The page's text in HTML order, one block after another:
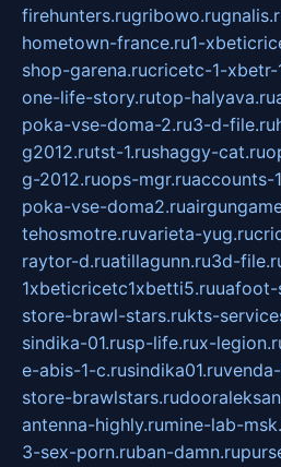
firehunters.rugribowo.ru
hometown-france.ru1-
shop-garena.rucricetc-1-
one-life-story.rutop-halyava.ru
poka-vse-doma-2.ru3-d-file.ru
g2012.rutst-1.rushaggy-cat.ru
g-2012.ruops-mgr.ruaccounts-
poka-vse-doma2.ru
tehosmotre.ruvarieta-yug.ru
raytor-d.ruatillagunn.ru3d-
1xbeticricetc1xbetti5.ru
store-brawl-stars.rukts-
sindika-01.rusp-life.rux-
e-abis-1-c.rusindika01.ru
store-brawlstars.ru
antenna-highly.rumine-lab-
3-sex-porn.ruban-damn.ru